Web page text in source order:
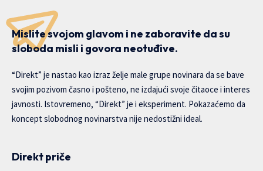
Mislite svojom glavom i ne zaboravite da su
sloboda misli i govora neotuđive.
“Direkt” je nastao kao izraz želje male grupe novinara da se bave
svojim pozivom časno i pošteno, ne izdajući svoje čitaoce i interes
javnosti. Istovremeno, “Direkt” je i eksperiment. Pokazaćemo da
koncept slobodnog novinarstva nije nedostižni ideal.
Direkt priče